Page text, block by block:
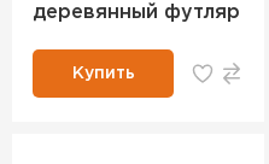
деревянный футляр
Купить